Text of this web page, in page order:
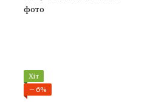
Хіт
−6%